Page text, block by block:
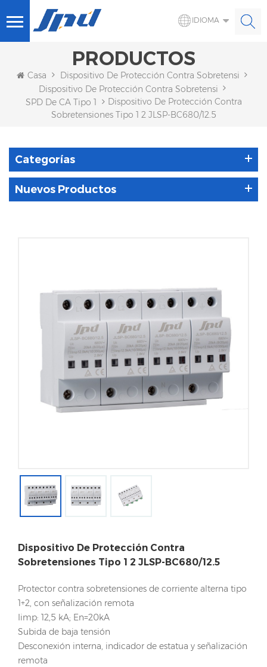
IDIOMA
PRODUCTOS
Casa
Dispositivo De Protección Contra Sobretensiones
Dispositivo De Protección Contra Sobretensiones De CA
SPD De CA Tipo 1
Dispositivo De Protección Contra
Sobretensiones Tipo 1 2 JLSP-BC680/12.5
Categorías
Nuevos Productos
Dispositivo De Protección Contra
Sobretensiones Tipo 1 2 JLSP-BC680/12.5
Protector contra sobretensiones de corriente alterna tipo
1+2, con señalización remota
Iimp: 12,5 kA; En=20kA
Subida de baja tensión
Desconexión interna, indicador de estatua y señalización
remota